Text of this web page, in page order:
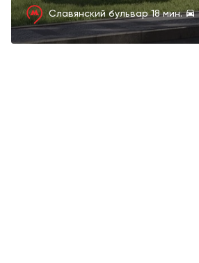
Славянский бульвар18 мин.